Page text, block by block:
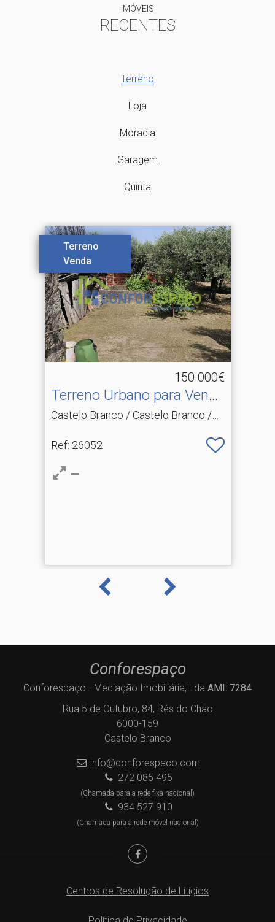
IMÓVEIS
RECENTES
Terreno
Loja
Moradia
Garagem
Quinta
Terreno
Venda
150.000€
Terreno Urbano para Venda
em Castelo Branco
Castelo Branco / Castelo Branco /
Ref: 26052
Conforespaço
Conforespaço - Mediação Imobiliária, Lda AMI: 7284
Rua 5 de Outubro, 84, Rés do Chão
6000-159
Castelo Branco
info@conforespaco.com
272 085 495
(Chamada para a rede fixa nacional)
934 527 910
(Chamada para a rede móvel nacional)
Centros de Resolução de Litígios